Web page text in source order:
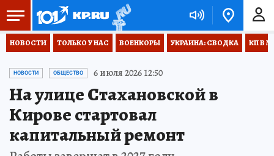
НОВОСТИ ТОЛЬКО У НАС ВОЕНКОРЫ УКРАИНА: СВОДКА КП В
НОВОСТИ ОБЩЕСТВО 6 июля 2026 12:50
На улице Стахановской в
Кирове стартовал
капитальный ремонт